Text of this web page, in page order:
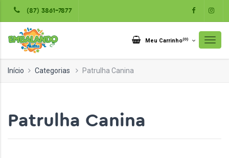
(87) 3861-7877
Meu Carrinho(0)
Início Categorias Patrulha Canina
Patrulha Canina